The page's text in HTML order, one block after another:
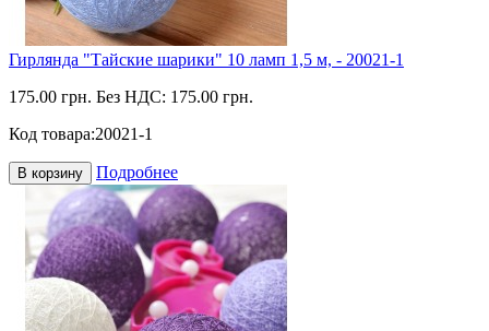
Гирлянда "Тайские шарики" 10 ламп 1,5 м, - 20021-1
175.00 грн. Без НДС: 175.00 грн.
Код товара:20021-1
В корзину Подробнее